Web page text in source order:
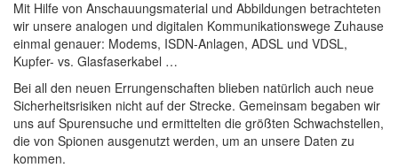
Mit Hilfe von Anschauungsmaterial und Abbildungen betrachteten
wir unsere analogen und digitalen Kommunikationswege Zuhause
einmal genauer: Modems, ISDN-Anlagen, ADSL und VDSL,
Kupfer- vs. Glasfaserkabel …
Bei all den neuen Errungenschaften blieben natürlich auch neue
Sicherheitsrisiken nicht auf der Strecke. Gemeinsam begaben wir
uns auf Spurensuche und ermittelten die größten Schwachstellen,
die von Spionen ausgenutzt werden, um an unsere Daten zu
kommen.